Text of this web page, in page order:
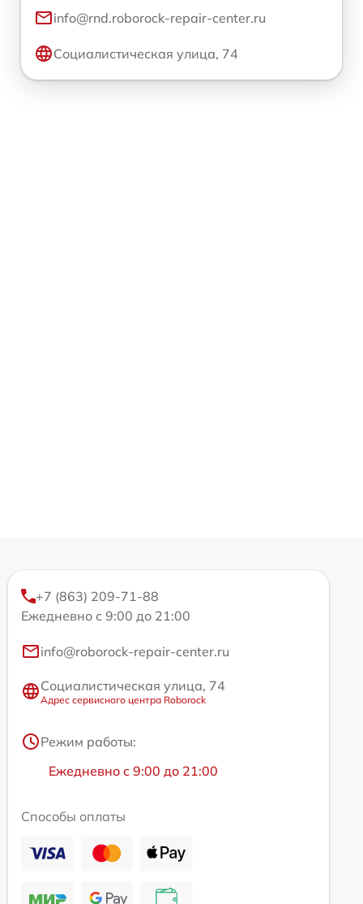
info@rnd.roborock-repair-center.ru
Социалистическая улица, 74
+7 (863) 209-71-88
Ежедневно с 9:00 до 21:00
info@roborock-repair-center.ru
Социалистическая улица, 74
Адрес сервисного центра Roborock
Режим работы:
Ежедневно с 9:00 до 21:00
Способы оплаты